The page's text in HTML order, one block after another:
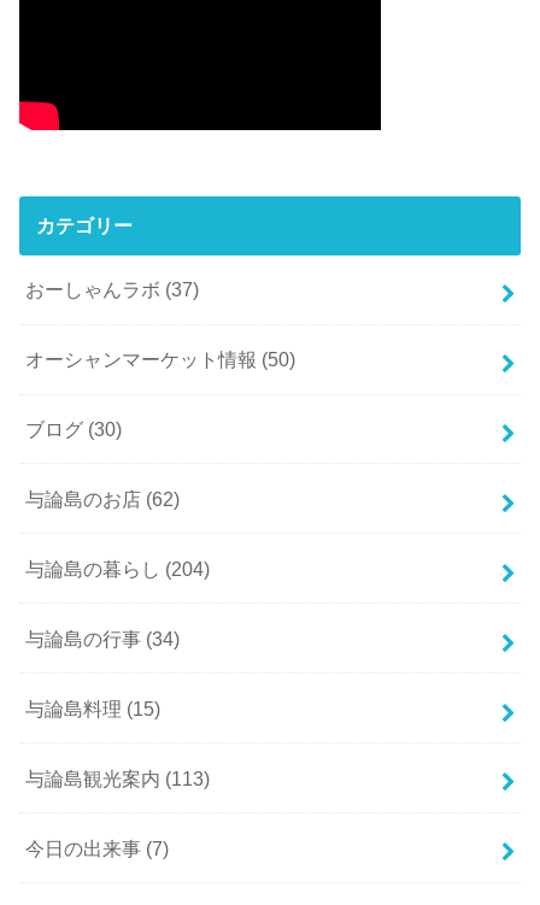
カテゴリー
おーしゃんラボ (37)
オーシャンマーケット情報 (50)
ブログ (30)
与論島のお店 (62)
与論島の暮らし (204)
与論島の行事 (34)
与論島料理 (15)
与論島観光案内 (113)
今日の出来事 (7)